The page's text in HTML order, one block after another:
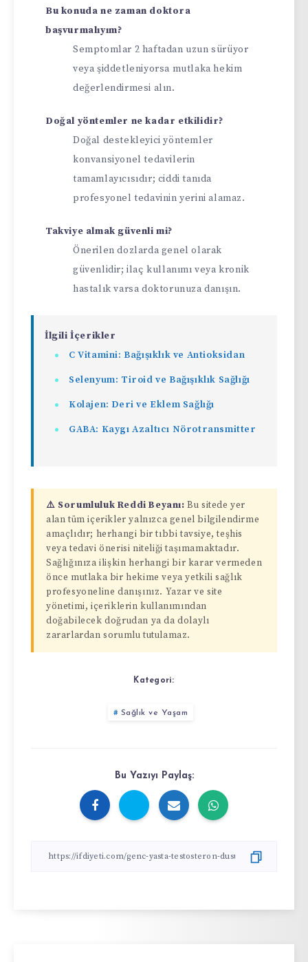
Bu konuda ne zaman doktora
başvurmalıyım?
Semptomlar 2 haftadan uzun sürüyor
veya şiddetleniyorsa mutlaka hekim
değerlendirmesi alın.
Doğal yöntemler ne kadar etkilidir?
Doğal destekleyici yöntemler
konvansiyonel tedavilerin
tamamlayıcısıdır; ciddi tanıda
profesyonel tedavinin yerini alamaz.
Takviye almak güvenli mi?
Önerilen dozlarda genel olarak
güvenlidir; ilaç kullanımı veya kronik
hastalık varsa doktorunuza danışın.
İlgili İçerikler
C Vitamini: Bağışıklık ve Antioksidan
Selenyum: Tiroid ve Bağışıklık Sağlığı
Kolajen: Deri ve Eklem Sağlığı
GABA: Kaygı Azaltıcı Nörotransmitter
⚠️ Sorumluluk Reddi Beyanı: Bu sitede yer
alan tüm içerikler yalnızca genel bilgilendirme
amaçlıdır; herhangi bir tıbbi tavsiye, teşhis
veya tedavi önerisi niteliği taşımamaktadır.
Sağlığınıza ilişkin herhangi bir karar vermeden
önce mutlaka bir hekime veya yetkili sağlık
profesyoneline danışınız. Yazar ve site
yönetimi, içeriklerin kullanımından
doğabilecek doğrudan ya da dolaylı
zararlardan sorumlu tutulamaz.
Kategori:
Sağlık ve Yaşam
Bu Yazıyı Paylaş: